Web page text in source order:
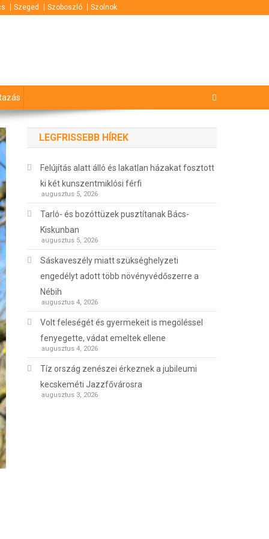
Szeged Szoboszló Szolnok
LEGFRISSEBB HÍREK
Felújítás alatt álló és lakatlan házakat fosztott
ki két kunszentmiklósi férfi
augusztus 5, 2026
Tarló- és bozóttüzek pusztítanak Bács-
Kiskunban
augusztus 5, 2026
Sáskaveszély miatt szükséghelyzeti
engedélyt adott több növényvédőszerre a
Nébih
augusztus 4, 2026
Volt feleségét és gyermekeit is megöléssel
fenyegette, vádat emeltek ellene
augusztus 4, 2026
Tíz ország zenészei érkeznek a jubileumi
kecskeméti Jazzfővárosra
augusztus 3, 2026